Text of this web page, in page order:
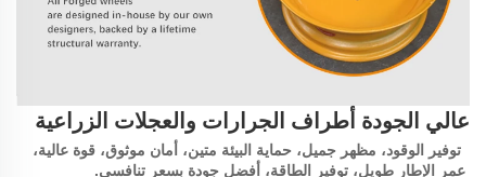
عالي الجودة أطراف الجرارات والعجلات الزراعية
عمر الإطار طويل، توفير الطاقة، أفضل جودة بسعر تنافسي.